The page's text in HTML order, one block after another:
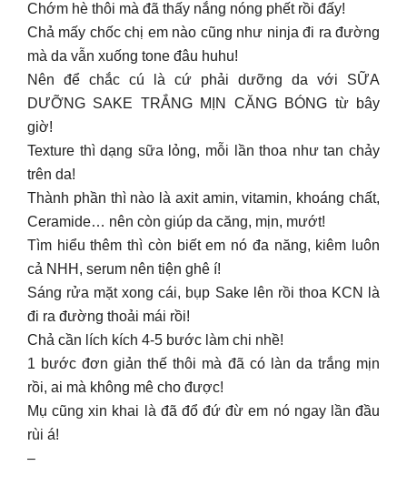
Chớm hè thôi mà đã thấy nắng nóng phết rồi đấy!
Chả mấy chốc chị em nào cũng như ninja đi ra đường
mà da vẫn xuống tone đâu huhu!
Nên để chắc cú là cứ phải dưỡng da với SỮA
DƯỠNG SAKE TRẮNG MỊN CĂNG BÓNG từ bây
giờ!
Texture thì dạng sữa lỏng, mỗi lần thoa như tan chảy
trên da!
Thành phần thì nào là axit amin, vitamin, khoáng chất,
Ceramide… nên còn giúp da căng, mịn, mướt!
Tìm hiểu thêm thì còn biết em nó đa năng, kiêm luôn
cả NHH, serum nên tiện ghê í!
Sáng rửa mặt xong cái, bụp Sake lên rồi thoa KCN là
đi ra đường thoải mái rồi!
Chả cần lích kích 4-5 bước làm chi nhề!
1 bước đơn giản thế thôi mà đã có làn da trắng mịn
rồi, ai mà không mê cho được!
Mụ cũng xin khai là đã đổ đứ đừ em nó ngay lần đầu
rùi á!
–